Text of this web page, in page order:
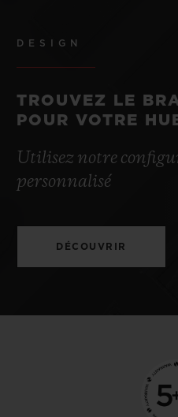
DESIGN
TROUVEZ LE
POUR VOTRE
Utilisez notre
personnalisé
DÉCOUVRIR